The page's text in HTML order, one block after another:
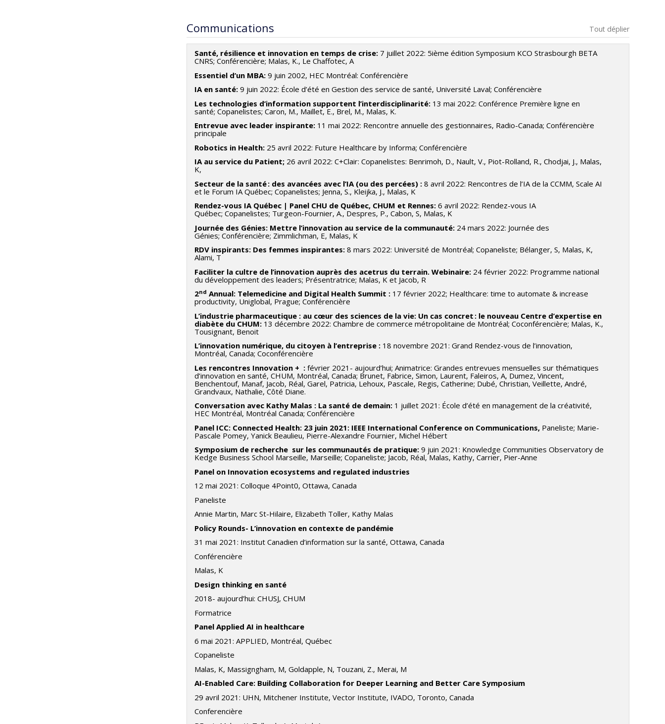
Communications Tout déplier
Santé, résilience et innovation en temps de crise: 7 juillet 2022: 5ième édition Symposium KCO Strasbourgh BETA
CNRS; Conférencière; Malas, K., Le Chaffotec, A
Essentiel d’un MBA: 9 juin 2002, HEC Montréal: Conférencière
IA en santé: 9 juin 2022: École d’été en Gestion des service de santé, Université Laval; Conférencière
Les technologies d’information supportent l’interdisciplinarité: 13 mai 2022: Conférence Première ligne en
santé; Copanelistes; Caron, M., Maillet, E., Brel, M., Malas, K.
Entrevue avec leader inspirante: 11 mai 2022: Rencontre annuelle des gestionnaires, Radio-Canada; Conférencière
principale
Robotics in Health: 25 avril 2022: Future Healthcare by Informa; Conférencière
IA au service du Patient; 26 avril 2022: C+Clair: Copanelistes: Benrimoh, D., Nault, V., Piot-Rolland, R., Chodjai, J., Malas,
K,
Secteur de la santé : des avancées avec l’IA (ou des percées) : 8 avril 2022: Rencontres de l’IA de la CCMM, Scale AI
et le Forum IA Québec; Copanelistes; Jenna, S., Kleijka, J., Malas, K
Rendez-vous IA Québec | Panel CHU de Québec, CHUM et Rennes: 6 avril 2022: Rendez-vous IA
Québec; Copanelistes; Turgeon-Fournier, A., Despres, P., Cabon, S, Malas, K
Journée des Génies: Mettre l’innovation au service de la communauté: 24 mars 2022: Journée des
Génies; Conférencière; Zimmlichman, E, Malas, K
RDV inspirants: Des femmes inspirantes: 8 mars 2022: Université de Montréal; Copaneliste; Bélanger, S, Malas, K,
Alami, T
Faciliter la cultre de l’innovation auprès des acetrus du terrain. Webinaire: 24 février 2022: Programme national
du développement des leaders; Présentratrice; Malas, K et Jacob, R
2nd Annual: Telemedicine and Digital Health Summit : 17 février 2022; Healthcare: time to automate & increase
productivity, Uniglobal, Prague; Conférencière
L’industrie pharmaceutique : au cœur des sciences de la vie: Un cas concret : le nouveau Centre d’expertise en
diabète du CHUM: 13 décembre 2022: Chambre de commerce métropolitaine de Montréal; Coconférencière; Malas, K.,
Tousignant, Benoit
L’innovation numérique, du citoyen à l’entreprise : 18 novembre 2021: Grand Rendez-vous de l’innovation,
Montréal, Canada; Coconférencière
Les rencontres Innovation + : février 2021- aujourd’hui; Animatrice: Grandes entrevues mensuelles sur thématiques
d’innovation en santé, CHUM, Montréal, Canada; Brunet, Fabrice, Simon, Laurent, Faleiros, A, Dumez, Vincent,
Benchentouf, Manaf, Jacob, Réal, Garel, Patricia, Lehoux, Pascale, Regis, Catherine; Dubé, Christian, Veillette, André,
Grandvaux, Nathalie, Côté Diane.
Conversation avec Kathy Malas : La santé de demain: 1 juillet 2021: École d’été en management de la créativité,
HEC Montréal, Montréal Canada; Conférencière
Panel ICC: Connected Health: 23 juin 2021: IEEE International Conference on Communications, Paneliste; Marie-
Pascale Pomey, Yanick Beaulieu, Pierre-Alexandre Fournier, Michel Hébert
Symposium de recherche sur les communautés de pratique: 9 juin 2021: Knowledge Communities Observatory de
Kedge Business School Marseille, Marseille; Copaneliste; Jacob, Réal, Malas, Kathy, Carrier, Pier-Anne
Panel on Innovation ecosystems and regulated industries
12 mai 2021: Colloque 4Point0, Ottawa, Canada
Paneliste
Annie Martin, Marc St-Hilaire, Elizabeth Toller, Kathy Malas
Policy Rounds- L’innovation en contexte de pandémie
31 mai 2021: Institut Canadien d’information sur la santé, Ottawa, Canada
Conférencière
Malas, K
Design thinking en santé
2018- aujourd’hui: CHUSJ, CHUM
Formatrice
Panel Applied AI in healthcare
6 mai 2021: APPLIED, Montréal, Québec
Copaneliste
Malas, K, Massigngham, M, Goldapple, N, Touzani, Z., Merai, M
AI-Enabled Care: Building Collaboration for Deeper Learning and Better Care Symposium
29 avril 2021: UHN, Mitchener Institute, Vector Institute, IVADO, Toronto, Canada
Conferencière